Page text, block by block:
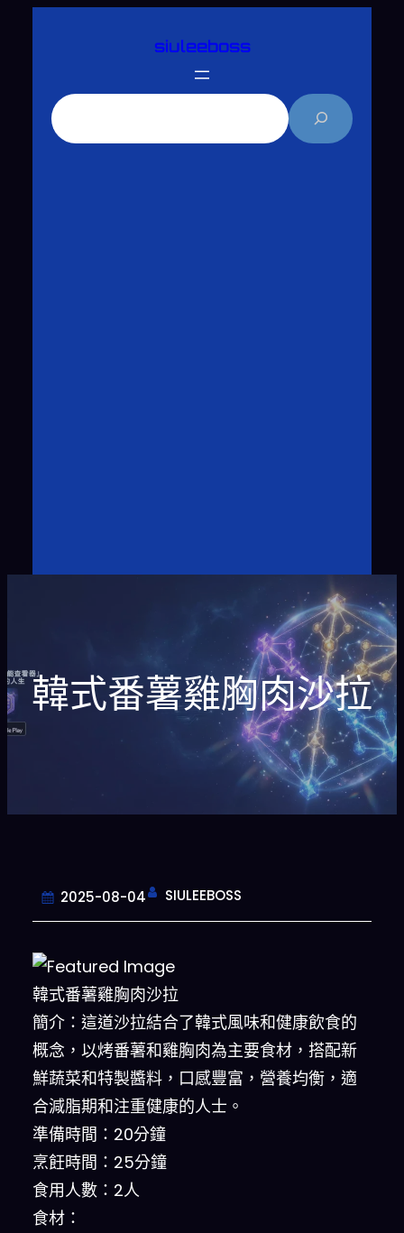
siuleeboss
韓式番薯雞胸肉沙拉
2025-08-04 SIULEEBOSS
韓式番薯雞胸肉沙拉
簡介：這道沙拉結合了韓式風味和健康飲食的
概念，以烤番薯和雞胸肉為主要食材，搭配新
鮮蔬菜和特製醬料，口感豐富，營養均衡，適
合減脂期和注重健康的人士。
準備時間：20分鐘
烹飪時間：25分鐘
食用人數：2人
食材：